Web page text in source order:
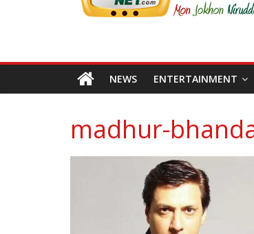
NEWS ENTERTAINMENT
madhur-